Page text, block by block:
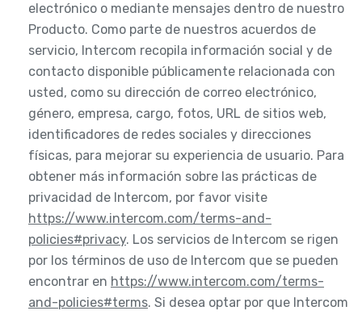
electrónico o mediante mensajes dentro de nuestro
Producto. Como parte de nuestros acuerdos de
servicio, Intercom recopila información social y de
contacto disponible públicamente relacionada con
usted, como su dirección de correo electrónico,
género, empresa, cargo, fotos, URL de sitios web,
identificadores de redes sociales y direcciones
físicas, para mejorar su experiencia de usuario. Para
obtener más información sobre las prácticas de
privacidad de Intercom, por favor visite
https://www.intercom.com/terms-and-
policies#privacy. Los servicios de Intercom se rigen
por los términos de uso de Intercom que se pueden
encontrar en https://www.intercom.com/terms-
and-policies#terms. Si desea optar por que Intercom